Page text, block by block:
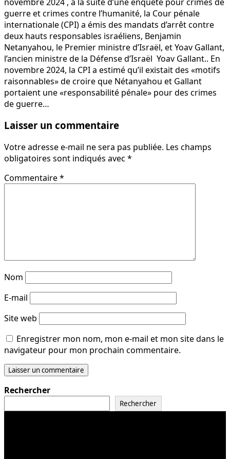
guerre et crimes contre l’humanité, la Cour pénale
internationale (CPI) a émis des mandats d’arrêt contre
deux hauts responsables israéliens, Benjamin
Netanyahou, le Premier ministre d’Israël, et Yoav Gallant,
l’ancien ministre de la Défense d’Israël Yoav Gallant.. En
novembre 2024, la CPI a estimé qu’il existait des «motifs
raisonnables» de croire que Nétanyahou et Gallant
portaient une «responsabilité pénale» pour des crimes
de guerre…
Laisser un commentaire
Votre adresse e-mail ne sera pas publiée. Les champs
obligatoires sont indiqués avec *
Commentaire*
Nom
E-mail
Site web
Enregistrer mon nom, mon e-mail et mon site dans le
navigateur pour mon prochain commentaire.
Rechercher
Rechercher